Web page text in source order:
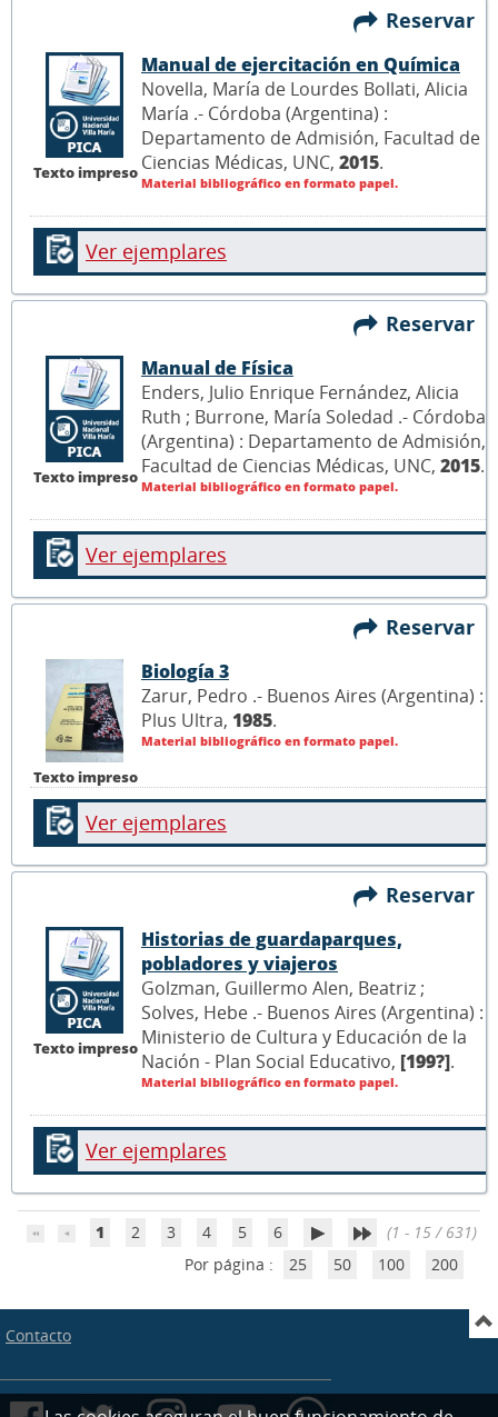
Reservar
Texto impreso
Manual de ejercitación en Química
Novella, María de Lourdes Bollati, Alicia
María .- Córdoba (Argentina) :
Departamento de Admisión, Facultad de
Ciencias Médicas, UNC, 2015.
Material bibliográfico en formato papel.
Ver ejemplares
Reservar
Texto impreso
Manual de Física
Enders, Julio Enrique Fernández, Alicia
Ruth ; Burrone, María Soledad .- Córdoba
(Argentina) : Departamento de Admisión,
Facultad de Ciencias Médicas, UNC, 2015.
Material bibliográfico en formato papel.
Ver ejemplares
Reservar
Texto impreso
Biología 3
Zarur, Pedro .- Buenos Aires (Argentina) :
Plus Ultra, 1985.
Material bibliográfico en formato papel.
Ver ejemplares
Reservar
Texto impreso
Historias de guardaparques,
pobladores y viajeros
Golzman, Guillermo Alen, Beatriz ;
Solves, Hebe .- Buenos Aires (Argentina) :
Ministerio de Cultura y Educación de la
Nación - Plan Social Educativo, [199?].
Material bibliográfico en formato papel.
Ver ejemplares
1 2 3 4 5 6
(1 - 15 / 631)
Por página :
25 50 100 200
Contacto